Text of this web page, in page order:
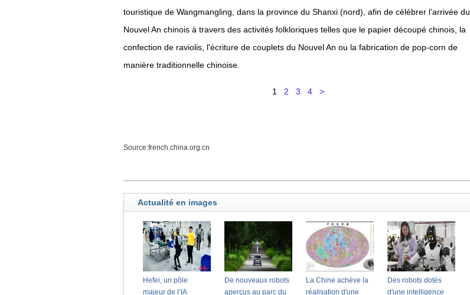
touristique de Wangmangling, dans la province du Shanxi (nord), afin de célébrer l’arrivée du
Nouvel An chinois à travers des activités folkloriques telles que le papier découpé chinois, la
confection de raviolis, l'écriture de couplets du Nouvel An ou la fabrication de pop-corn de
manière traditionnelle chinoise.
1 2 3 4 >
Source:french.china.org.cn